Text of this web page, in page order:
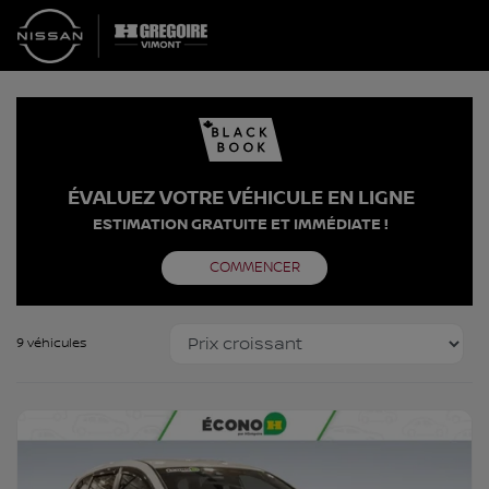
ÉVALUEZ VOTRE VÉHICULE EN LIGNE
ESTIMATION GRATUITE ET IMMÉDIATE !
COMMENCER
9 véhicules